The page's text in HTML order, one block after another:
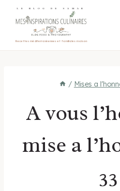
LE BLOG DE SAMAR
Recettes méditerranéennes et familiales maison
/ Mises a
A vous
mise a
33